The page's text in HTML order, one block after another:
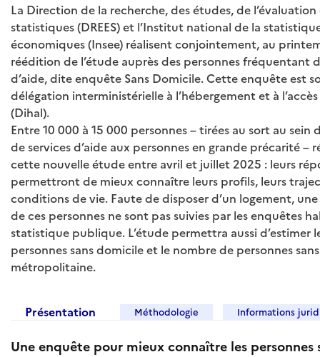
La Direction de la recherche, des études, de
statistiques (DREES) et l’Institut national de la
économiques (Insee) réalisent conjointement, au
réédition de l’étude auprès des personnes fréquentant
d’aide, dite enquête Sans Domicile. Cette enquête est
délégation interministérielle à l’hébergement et à
(Dihal).
Entre 10 000 à 15 000 personnes – tirées au sort au sein
de services d’aide aux personnes en grande précarité –
cette nouvelle étude entre avril et juillet 2025 : leurs
permettront de mieux connaître leurs profils, leurs
conditions de vie. Faute de disposer d’un logement,
de ces personnes ne sont pas suivies par les enquêtes
statistique publique. L’étude permettra aussi d’estimer
personnes sans domicile et le nombre de personnes
métropolitaine.
Présentation Méthodologie Informations
Une enquête pour mieux connaître les personnes